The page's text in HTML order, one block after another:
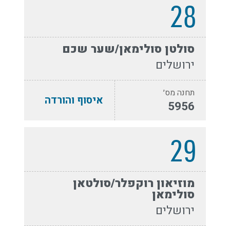
28
סולטן סולימאן/שער שכם
ירושלים
תחנה מס׳
5956 איסוף והורדה
29
מוזיאון רוקפלר/סולטאן
סולימאן
ירושלים